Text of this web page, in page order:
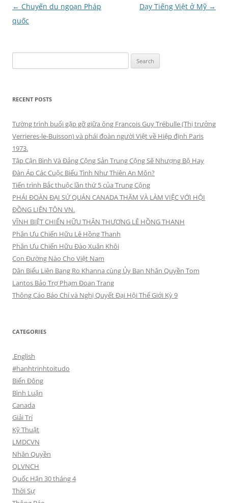
Post
navigation
← Chuyến du ngoạn Pháp
quốc
Dạy Tiếng Việt ở Mỹ →
for:
RECENT POSTS
Tường trình buổi gặp gỡ giữa ông François Guy Trébulle (Thị trưởng
Verrieres-le-Buisson) và phái đoàn người Việt về Hiệp định Paris
1973.
Tập Cận Bình Và Đảng Cộng Sản Trung Cộng Sẽ Nhượng Bộ Hay
Đàn Áp Các Cuộc Biểu Tình Như Thiên An Môn?
Tiến trình Bắc thuộc lần thứ 5 của Trung Cộng
PHÁI ĐOÀN ĐẠI SỨ QUÁN CANADA THĂM VÀ LÀM VIỆC VỚI HỘI
ĐỒNG LIÊN TÔN VN.
VĨNH BIỆT CHIẾN HỮU THÂN THƯƠNG LÊ HỒNG THANH
Phân Ưu Chiến Hữu Lê Hồng Thanh
Phân Ưu Chiến Hữu Đào Xuân Khôi
Con Đường Nào Cho Việt Nam
Dân Biểu Liên Bang Ro Khanna cùng Ủy Ban Nhân Quyền Tom
Lantos Bảo Trợ Phạm Đoan Trang
Thông Cáo Báo Chí và Nghị Quyết Đại Hội Thế Giới Kỳ 9
CATEGORIES
.English
#hanhtrinhtoitudo
Biển Đông
Bình Luận
Canada
Giải Trí
Kỹ Thuật
LMDCVN
Nhân Quyền
QLVNCH
Quốc Hận 30 tháng 4
Thời Sự